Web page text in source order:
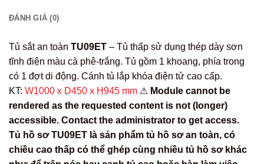
ĐÁNH GIÁ (0)
Tủ sắt an toàn TU09ET – Tủ thấp sử dụng thép dày sơn
tĩnh điện màu cà phê-trắng. Tủ gồm 1 khoang, phía trong
có 1 đợt di động. Cánh tủ lắp khóa điện tử cao cấp.
KT: W1000 x D450 x H945 mm ⚠ Module cannot be
rendered as the requested content is not (longer)
accessible. Contact the administrator to get access.
Tủ hồ sơ TU09ET là sản phẩm tủ hồ sơ an toàn, có
chiều cao thấp có thể ghép cùng nhiều tủ hồ sơ khác